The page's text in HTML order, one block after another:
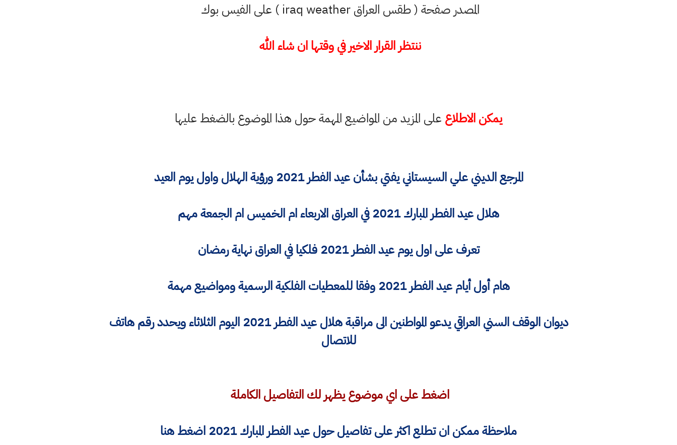
المصدر صفحة ( طقس العراق iraq weather ) على الفيس بوك
ننتظر القرار الاخير في وقتها ان شاء الله
يمكن الاطلاع على المزيد من المواضيع المهمة حول هذا الموضوع بالضغط عليها
المرجع الديني علي السيستاني يفتي بشأن عيد الفطر 2021 ورؤية الهلال واول يوم العيد
هلال عيد الفطر المبارك 2021 في العراق الاربعاء ام الخميس ام الجمعة مهم
تعرف على اول يوم عيد الفطر 2021 فلكيا في العراق نهاية رمضان
هام أول أيام عيد الفطر 2021 وفقا للمعطيات الفلكية الرسمية ومواضيع مهمة
ديوان الوقف السني العراقي يدعو المواطنين الى مراقبة هلال عيد الفطر 2021 اليوم الثلاثاء ويحدد رقم هاتف
للاتصال
اضغط على اي موضوع يظهر لك التفاصيل الكاملة
ملاحظة ممكن ان تطلع اكثر على تفاصيل حول عيد الفطر المبارك 2021 اضغط هنا